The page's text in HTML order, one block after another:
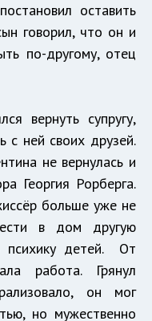
оставить
говорил, что он и
по-другому, отец
вернуть супругу,
с ней своих друзей.
не вернулась и
Георгия Рорберга.
больше уже не
в дом другую
детей. От
работа. Грянул
он мог
но мужественно